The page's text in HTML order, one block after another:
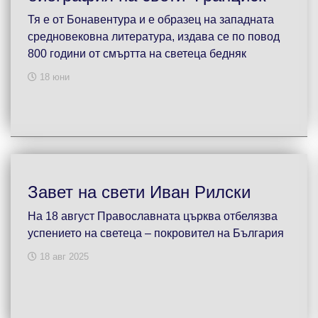
Тя е от Бонавентура и е образец на западната
средновековна литература, издава се по повод
800 години от смъртта на светеца бедняк
18 юни
Завет на свети Иван Рилски
На 18 август Православната църква отбелязва
успението на светеца – покровител на България
18 авг 2025